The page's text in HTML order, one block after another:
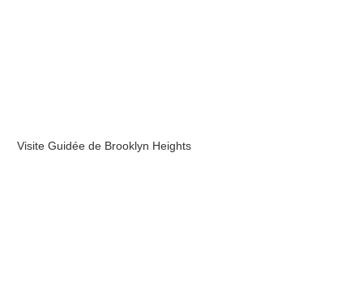
Visite Guidée de Brooklyn Heights